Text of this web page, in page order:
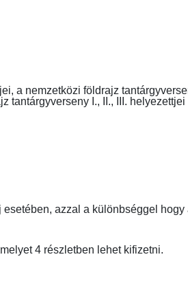
a nemzetközi földrajz
I., II., III.
azzal a különbséggel
4 részletben lehet kifizetni.